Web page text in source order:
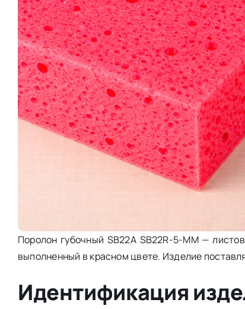
Поролон губочный SB22A SB22R-5-MM —
выполненный в красном цвете. Изделие
Идентификация